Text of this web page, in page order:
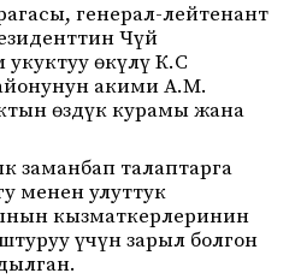
генерал-лейтенант
Чүй
өкүлү К.С
акими А.М.
өздүк курамы жана
заманбап талаптарга
менен улуттук
кызматкерлеринин
үчүн зарыл болгон